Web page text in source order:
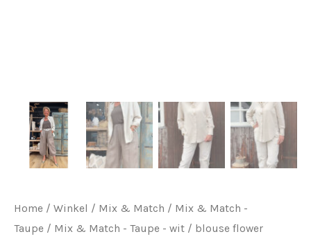
Home / Winkel / Mix & Match / Mix & Match -
Taupe / Mix & Match - Taupe - wit / blouse flower